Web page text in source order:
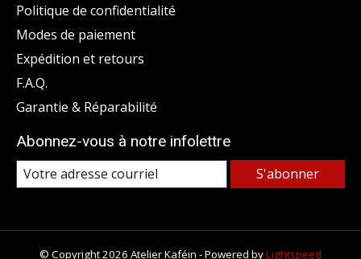
Politique de confidentialité
Modes de paiement
Expédition et retours
F.A.Q.
Garantie & Réparabilité
Abonnez-vous à notre infolettre
S'abonner
© Copyright 2026 Atelier Kaféin - Powered byLightspeed